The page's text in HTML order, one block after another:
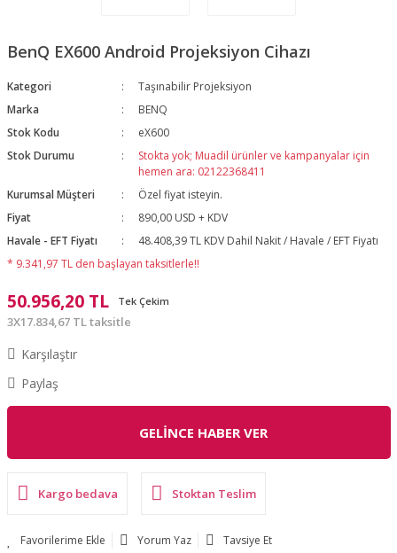
BenQ EX600 Android Projeksiyon Cihazı
Kategori
Taşınabilir Projeksiyon
Marka
BENQ
Stok Kodu
eX600
Stok Durumu
Stokta yok; Muadil ürünler ve kampanyalar için
hemen ara: 02122368411
Kurumsal Müşteri
Özel fiyat isteyin.
Fiyat
890,00 USD + KDV
Havale - EFT Fiyatı
48.408,39 TL KDV Dahil Nakit / Havale / EFT Fiyatı
* 9.341,97 TL den başlayan taksitlerle!!
50.956,20 TL Tek Çekim
3X17.834,67 TL taksitle
Karşılaştır
Paylaş
GELİNCE HABER VER
Kargo bedava Stoktan Teslim
Yorum Yaz Tavsiye Et